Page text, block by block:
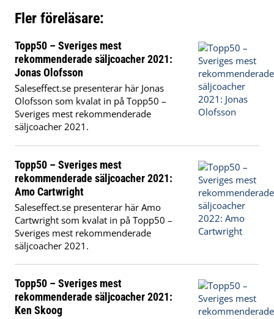
Fler föreläsare:
Topp50 – Sveriges mest
rekommenderade säljcoacher 2021:
Jonas Olofsson
Saleseffect.se presenterar här Jonas
Olofsson som kvalat in på Topp50 –
Sveriges mest rekommenderade
säljcoacher 2021.
Topp50 – Sveriges mest
rekommenderade säljcoacher 2021:
Amo Cartwright
Saleseffect.se presenterar här Amo
Cartwright som kvalat in på Topp50 –
Sveriges mest rekommenderade
säljcoacher 2021.
Topp50 – Sveriges mest
rekommenderade säljcoacher 2021:
Ken Skoog